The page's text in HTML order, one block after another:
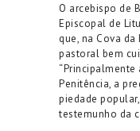
O arcebispo de
Episcopal de
que, na Cova da
pastoral bem
“Principalmente
Penitência, a
piedade
testemunho da